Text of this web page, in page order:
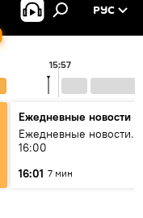
РУС
15:57
Ежедневные новости
Ежедневные новости.
16:00
16:01 7 мин